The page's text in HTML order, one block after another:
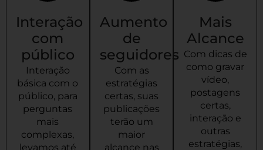
Interação
com
público
Interação
básica com o
público, para
perguntas
mais
complexas,
levamos até
Aumento
de
seguidores
Com as
estratégias
certas, suas
publicações
terão um
maior
alcance nas
Mais
Alcance
Com dicas de
como gravar
vídeo,
postagens
certas,
interação e
outras
estratégias,